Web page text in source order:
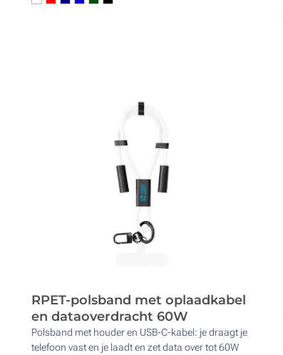
RPET-polsband met oplaadkabel
en dataoverdracht 60W
Polsband met houder en USB-C-kabel: je draagt je
telefoon vast en je laadt en zet data over tot 60W